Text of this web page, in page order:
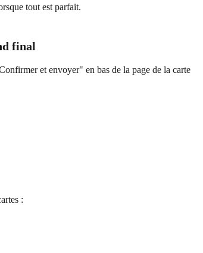
tout est parfait.
final
et envoyer" en bas de la page de la carte
: